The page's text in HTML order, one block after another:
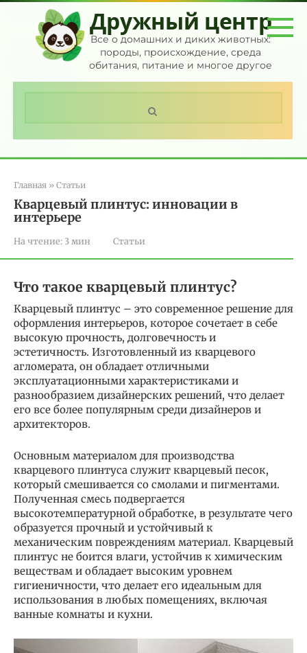
Перейти
контенту
Дружный центр
Все о домашних и диких животных:
породы, происхождение, среда
обитания, питание и многое другое
Главная » Статьи
Кварцевый плинтус: инновации в
интерьере
На чтение: 3 мин Статьи
Что такое кварцевый плинтус?
Кварцевый плинтус – это современное решение для
оформления интерьеров, которое сочетает в себе
высокую прочность, долговечность и
эстетичность. Изготовленный из кварцевого
агломерата, он обладает отличными
эксплуатационными характеристиками и
разнообразием дизайнерских решений, что делает
его все более популярным среди дизайнеров и
архитекторов.
Основным материалом для производства
кварцевого плинтуса служит кварцевый песок,
который смешивается со смолами и пигментами.
Полученная смесь подвергается
высокотемпературной обработке, в результате чего
образуется прочный и устойчивый к
механическим повреждениям материал. Кварцевый
плинтус не боится влаги, устойчив к химическим
веществам и обладает высоким уровнем
гигиеничности, что делает его идеальным для
использования в любых помещениях, включая
ванные комнаты и кухни.